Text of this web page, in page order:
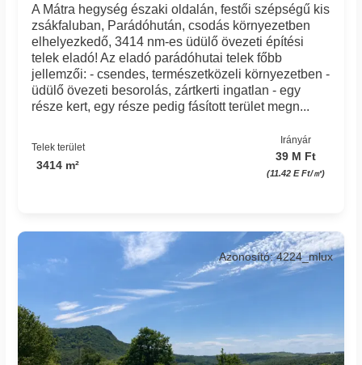
A Mátra hegység északi oldalán, festői szépségű kis
zsákfaluban, Parádóhután, csodás környezetben
elhelyezkedő, 3414 nm-es üdülő övezeti építési
telek eladó! Az eladó parádóhutai telek főbb
jellemzői: - csendes, természetközeli környezetben -
üdülő övezeti besorolás, zártkerti ingatlan - egy
része kert, egy része pedig fásított terület megn...
Telek terület
3414 m²
Irányár
39 M Ft
(11.42 E Ft/㎡)
Azonosító: 4224_mlux